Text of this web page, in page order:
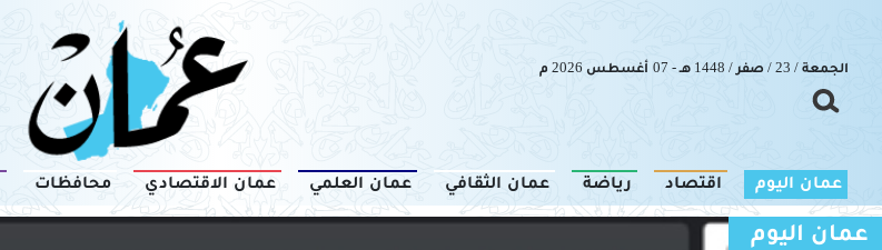
الجمعة / 23 / صفر / 1448 هـ - 07 أغسطس 2026 م
عمان اليوم اقتصاد رياضة عمان الثقافي عمان العلمي عمان الاقتصادي محافظات
عمان اليوم